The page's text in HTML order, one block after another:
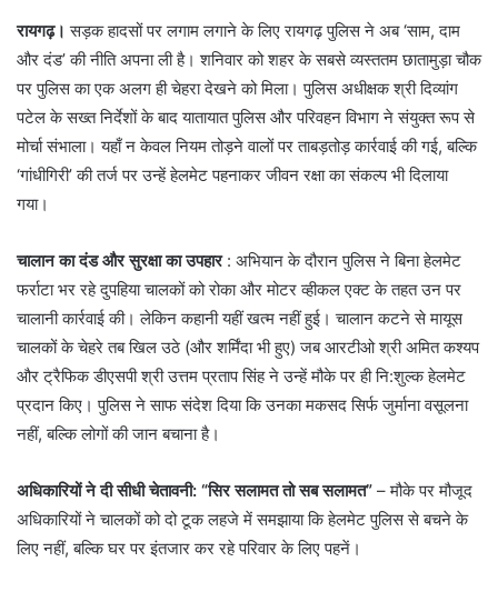
रायगढ़। सड़क हादसों पर लगाम लगाने के लिए रायगढ़ पुलिस ने अब ‘साम, दाम
और दंड’ की नीति अपना ली है। शनिवार को शहर के सबसे व्यस्ततम छातामुड़ा चौक
पर पुलिस का एक अलग ही चेहरा देखने को मिला। पुलिस अधीक्षक श्री दिव्यांग
पटेल के सख्त निर्देशों के बाद यातायात पुलिस और परिवहन विभाग ने संयुक्त रूप से
मोर्चा संभाला। यहाँ न केवल नियम तोड़ने वालों पर ताबड़तोड़ कार्रवाई की गई, बल्कि
‘गांधीगिरी’ की तर्ज पर उन्हें हेलमेट पहनाकर जीवन रक्षा का संकल्प भी दिलाया
गया।
चालान का दंड और सुरक्षा का उपहार: अभियान के दौरान पुलिस ने बिना हेलमेट
फर्राटा भर रहे दुपहिया चालकों को रोका और मोटर व्हीकल एक्ट के तहत उन पर
चालानी कार्रवाई की। लेकिन कहानी यहीं खत्म नहीं हुई। चालान कटने से मायूस
चालकों के चेहरे तब खिल उठे (और शर्मिंदा भी हुए) जब आरटीओ श्री अमित कश्यप
और ट्रैफिक डीएसपी श्री उत्तम प्रताप सिंह ने उन्हें मौके पर ही नि:शुल्क हेलमेट
प्रदान किए। पुलिस ने साफ संदेश दिया कि उनका मकसद सिर्फ जुर्माना वसूलना
नहीं, बल्कि लोगों की जान बचाना है।
अधिकारियों ने दी सीधी चेतावनी: “सिर सलामत तो सब सलामत” – मौके पर मौजूद
अधिकारियों ने चालकों को दो टूक लहजे में समझाया कि हेलमेट पुलिस से बचने के
लिए नहीं, बल्कि घर पर इंतजार कर रहे परिवार के लिए पहनें।